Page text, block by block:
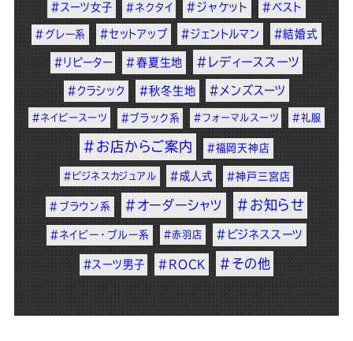
#スーツ女子 #ネクタイ #ジャケット #ベスト
#グレー系 #セットアップ #ジェントルマン #結婚式
#リピーター #春夏生地 #レディーススーツ
#クラシック #秋冬生地 #メンズスーツ
#ネイビースーツ #ブラック系 #フォーマルスーツ #礼服
#お店からご案内 #福岡天神店
#ビジネスカジュアル #成人式 #神戸三宮店
#ブラウン系 #オーダーシャツ #お知らせ
#ネイビー・ブルー系 #赤羽店 #ビジネススーツ
#スーツ男子 #ROCK #その他